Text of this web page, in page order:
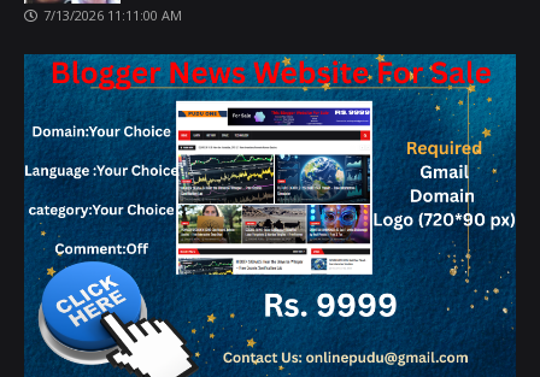
7/13/2026 11:11:00 AM